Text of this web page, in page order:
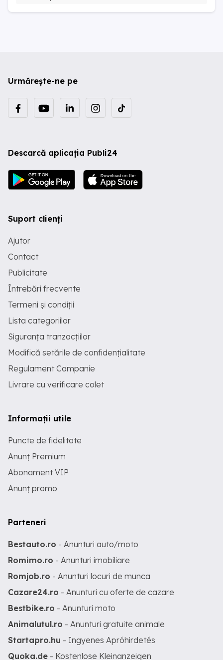
Urmărește-ne pe
Descarcă aplicația Publi24
Suport clienți
Ajutor
Contact
Publicitate
Întrebări frecvente
Termeni și condiții
Lista categoriilor
Siguranța tranzacțiilor
Modifică setările de confidențialitate
Regulament Campanie
Livrare cu verificare colet
Informații utile
Puncte de fidelitate
Anunț Premium
Abonament VIP
Anunț promo
Parteneri
Bestauto.ro - Anunturi auto/moto
Romimo.ro - Anunturi imobiliare
Romjob.ro - Anunturi locuri de munca
Cazare24.ro - Anunturi cu oferte de cazare
Bestbike.ro - Anunturi moto
Animalutul.ro - Anunturi gratuite animale
Startapro.hu - Ingyenes Apróhirdetés
Quoka.de - Kostenlose Kleinanzeigen